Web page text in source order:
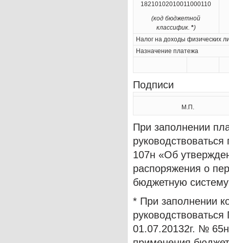
18210102010011000110
(код бюджетной
классифик. *)
Налог на доходы физических
Назначение платежа
Подписи
М.П.
При заполнении
107н «Об
распоряжения о
бюджетную
* При заполнении
01.07.20132г. №